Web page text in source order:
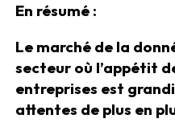
En résumé :
Le marché de la
secteur où l’appétit
entreprises est
attentes de plus en